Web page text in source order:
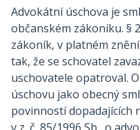
Advokátní úschova je
občanském zákoníku. §
zákoník, v platném
tak, že se schovatel
uschovatele opatroval.
úschovu jako obecný
povinností dopadajících